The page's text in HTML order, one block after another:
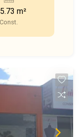
do seu
um dos
m²
Const.